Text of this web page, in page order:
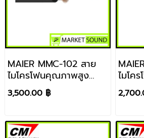
MAIER MMC-102 สาย
ไมโครโฟนคุณภาพสูง
ขนาด 2 × 0.23 mm²
ราคา / ขด
3,500.00 ฿
ไมโค
ขนาด
ราคา